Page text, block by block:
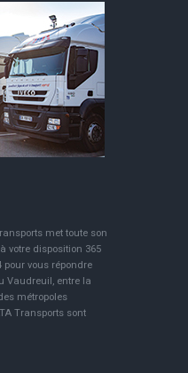
met toute son
votre disposition 365
vous répondre
Vaudreuil, entre la
métropoles
Transports sont